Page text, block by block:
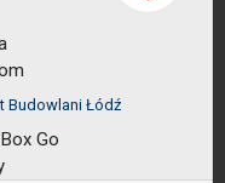
Budowlani Łódź
Go